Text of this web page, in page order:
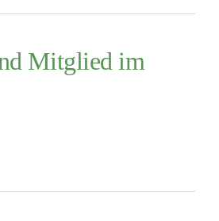
Mitglied im